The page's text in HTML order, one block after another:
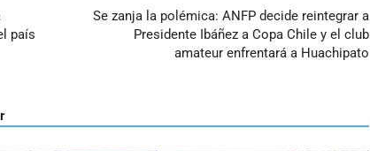
país
Se zanja la polémica: ANFP decide reintegrar a
Presidente Ibáñez a Copa Chile y el club
amateur enfrentará a Huachipato